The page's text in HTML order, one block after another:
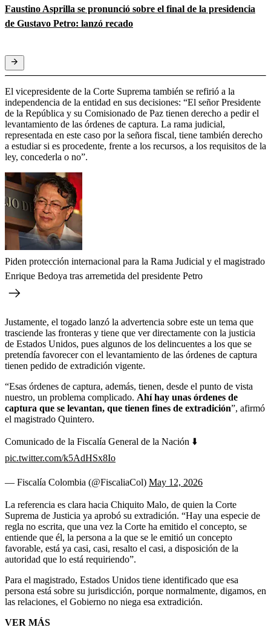
Faustino Asprilla se pronunció sobre el final de la presidencia
de Gustavo Petro: lanzó recado
El vicepresidente de la Corte Suprema también se refirió a la
independencia de la entidad en sus decisiones: “El señor Presidente
de la República y su Comisionado de Paz tienen derecho a pedir el
levantamiento de las órdenes de captura. La rama judicial,
representada en este caso por la señora fiscal, tiene también derecho
a estudiar si es procedente, frente a los recursos, a los requisitos de la
ley, concederla o no”.
Piden protección internacional para la Rama Judicial y el magistrado
Enrique Bedoya tras arremetida del presidente Petro
Justamente, el togado lanzó la advertencia sobre este un tema que
trasciende las fronteras y tiene que ver directamente con la justicia
de Estados Unidos, pues algunos de los delincuentes a los que se
pretendía favorecer con el levantamiento de las órdenes de captura
tienen pedido de extradición vigente.
“Esas órdenes de captura, además, tienen, desde el punto de vista
nuestro, un problema complicado. Ahí hay unas órdenes de
captura que se levantan, que tienen fines de extradición”, afirmó
el magistrado Quintero.
Comunicado de la Fiscalía General de la Nación ⬇️
pic.twitter.com/k5AdHSx8Io
— Fiscalía Colombia (@FiscaliaCol) May 12, 2026
La referencia es clara hacia Chiquito Malo, de quien la Corte
Suprema de Justicia ya aprobó su extradición. “Hay una especie de
regla no escrita, que una vez la Corte ha emitido el concepto, se
entiende que él, la persona a la que se le emitió un concepto
favorable, está ya casi, casi, resalto el casi, a disposición de la
autoridad que lo está requiriendo”.
Para el magistrado, Estados Unidos tiene identificado que esa
persona está sobre su jurisdicción, porque normalmente, digamos, en
las relaciones, el Gobierno no niega esa extradición.
VER MÁS